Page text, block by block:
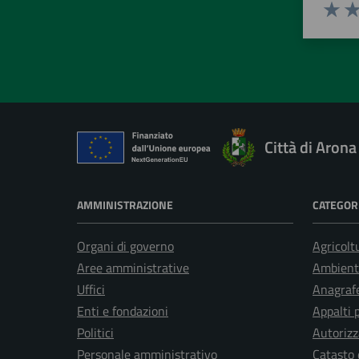
Città di Arona
AMMINISTRAZIONE
Organi di governo
Aree amministrative
Uffici
Enti e fondazioni
Politici
Personale amministrativo
Appalti